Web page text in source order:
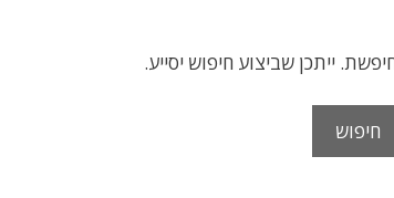
ייתכן שביצוע חיפוש יסייע.